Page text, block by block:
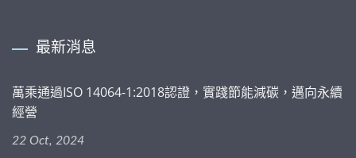
最新消息
萬乘通過ISO 14064-1:2018認證，實踐節能減碳，邁向永續
經營
22 Oct, 2024